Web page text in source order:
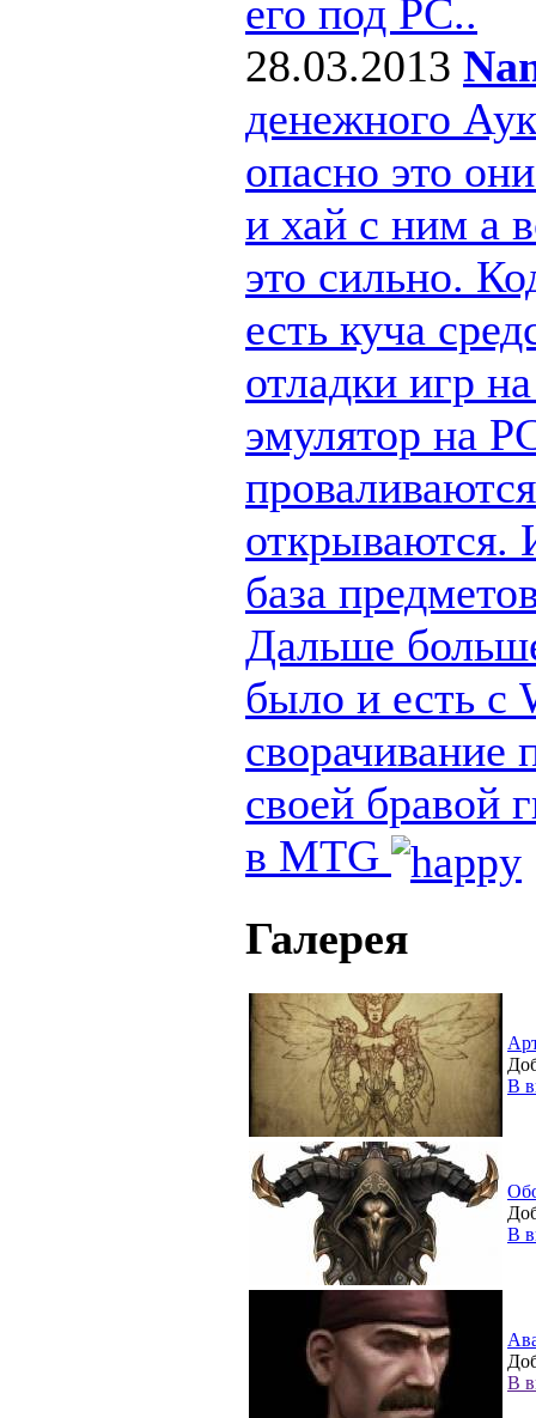
его под РС..
28.03.2013
денежного
опасно это
и хай с ним а
это сильно.
есть куча
отладки игр
эмулятор на
открываются.
база
Дальше
было и есть с
сворачивание
своей бравой
в MTG
Галерея
В
В
В